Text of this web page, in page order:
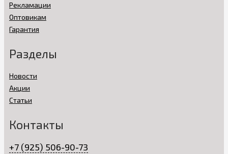
Рекламации
Оптовикам
Гарантия
Разделы
Новости
Акции
Статьи
Контакты
+7 (925) 506-90-73